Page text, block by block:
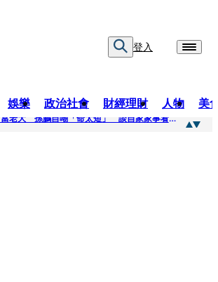
登入
娛樂 政治社會 財經理財 人物 美
二把手終於升官當老大 孫鵬自嘲「命太短」 談自家家事看超開：誰家鍋底沒灰塵